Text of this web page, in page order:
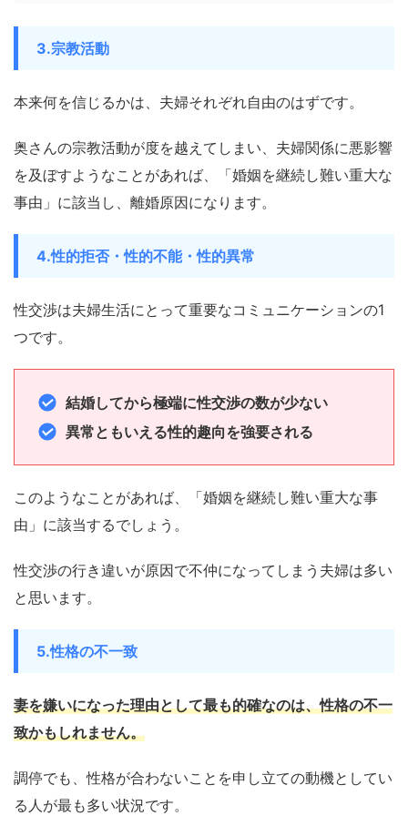
3.宗教活動
本来何を信じるかは、夫婦それぞれ自由のはずです。
奥さんの宗教活動が度を越えてしまい、夫婦関係に悪影響
を及ぼすようなことがあれば、「婚姻を継続し難い重大な
事由」に該当し、離婚原因になります。
4.性的拒否・性的不能・性的異常
性交渉は夫婦生活にとって重要なコミュニケーションの1
つです。
結婚してから極端に性交渉の数が少ない
異常ともいえる性的趣向を強要される
このようなことがあれば、「婚姻を継続し難い重大な事
由」に該当するでしょう。
性交渉の行き違いが原因で不仲になってしまう夫婦は多い
と思います。
5.性格の不一致
妻を嫌いになった理由として最も的確なのは、性格の不一
致かもしれません。
調停でも、性格が合わないことを申し立ての動機としてい
る人が最も多い状況です。